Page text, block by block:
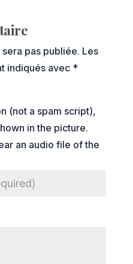
pas publiée. Les
indiqués avec *
(not a spam script),
in the picture.
an audio file of the